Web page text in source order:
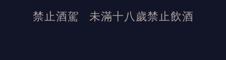
禁止酒駕 未滿十八歲禁止飲酒